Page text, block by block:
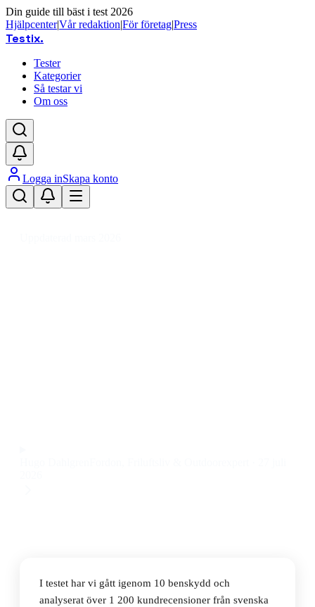
Din guide till bäst i test 2026
Hjälpcenter|Vår redaktion|För företag|Press
Testix.
Tester
Kategorier
Så testar vi
Om oss
Logga inSkapa konto
I testet har vi gått igenom 10 benskydd och
analyserat över 1 200 kundrecensioner från svenska